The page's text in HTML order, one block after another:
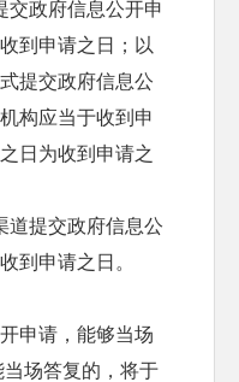
交政府信息公开申
到申请之日；以
提交政府信息公
构应当于收到申
日为收到申请之
道提交政府信息公
到申请之日。
申请，能够当场
场答复的，将于